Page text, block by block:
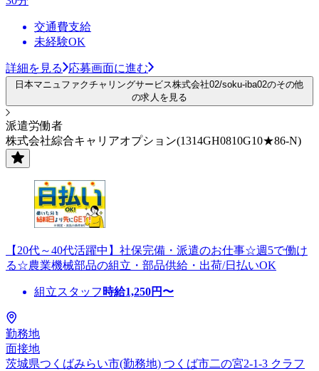
交通費支給
未経験OK
詳細を見る 応募画面に進む
日本マニュファクチャリングサービス株式会社02/soku-iba02のその他
の求人を見る
派遣労働者
株式会社綜合キャリアオプション(1314GH0810G10★86-N)
【20代～40代活躍中】社保完備・派遣のお仕事☆週5で働け
る☆農業機械部品の組立・部品供給・出荷/日払いOK
組立スタッフ 時給1,250円〜
勤務地
面接地
茨城県つくばみらい市(勤務地) つくば市二の宮2-1-3 クラフ